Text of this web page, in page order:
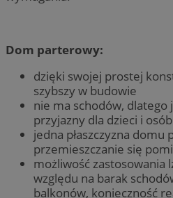
Dom parterowy:
dzięki swojej prostej
szybszy w budowie
nie ma schodów, dlatego
przyjazny dla dzieci i
jedna płaszczyzna domu
przemieszczanie się
możliwość zastosowania
względu na barak
balkonów, konieczność